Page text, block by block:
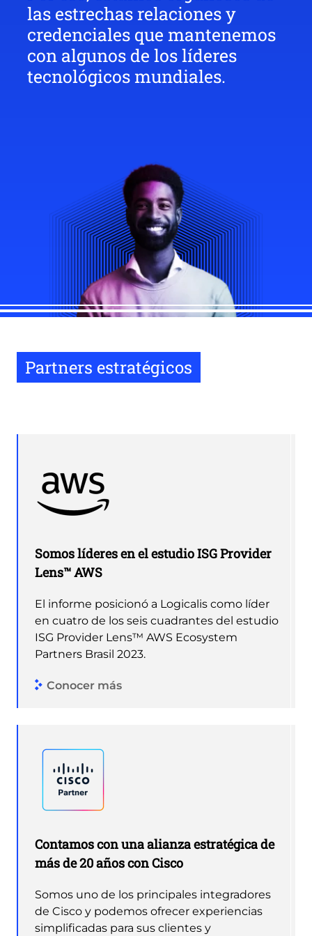
las estrechas relaciones y
credenciales que mantenemos
con algunos de los líderes
tecnológicos mundiales.
Partners estratégicos
Somos líderes en el estudio ISG Provider
Lens™ AWS
El informe posicionó a Logicalis como líder
en cuatro de los seis cuadrantes del estudio
ISG Provider Lens™ AWS Ecosystem
Partners Brasil 2023.
Conocer más
Contamos con una alianza estratégica de
más de 20 años con Cisco
Somos uno de los principales integradores
de Cisco y podemos ofrecer experiencias
simplificadas para sus clientes y